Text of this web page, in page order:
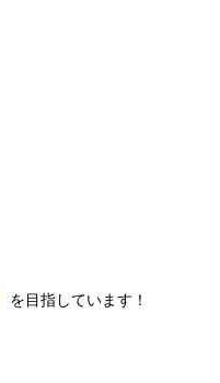
を目指しています！